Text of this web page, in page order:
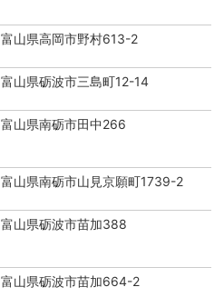
富山県高岡市野村613-2
富山県砺波市三島町12-14
富山県南砺市田中266
富山県南砺市山見京願町1739-2
富山県砺波市苗加388
富山県砺波市苗加664-2